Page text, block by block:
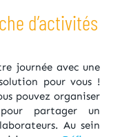
d’activités
journée avec une
pour vous !
pouvez organiser
partager un
Au sein